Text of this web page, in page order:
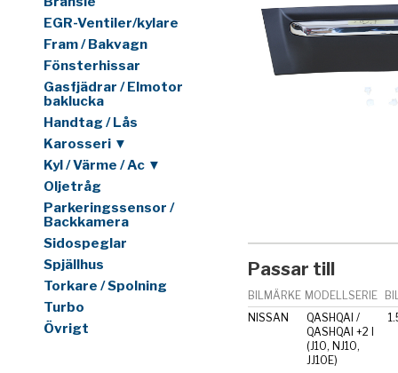
EGR-Ventiler/kylare
Fram / Bakvagn
Fönsterhissar
Gasfjädrar / Elmotor
baklucka
Handtag / Lås
Karosseri ▼
Kyl / Värme / Ac ▼
Oljetråg
Parkeringssensor /
Backkamera
Sidospeglar
Spjällhus
Torkare / Spolning
Turbo
Övrigt
Passar till
BILMÄRKE MODELLSERIE
NISSAN
QASHQAI /
QASHQAI +2 I
(J10, NJ10,
JJ10E)